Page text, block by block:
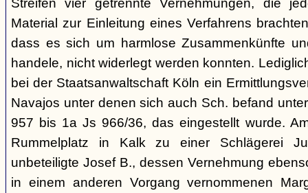
Streifen vier getrennte Vernehmungen, die
Material zur Einleitung eines Verfahrens
dass es sich um harmlose Zusammenkünfte
handele, nicht widerlegt werden konnten.
bei der Staatsanwaltschaft Köln ein
Navajos unter denen sich auch Sch. befand
957 bis 1a Js 966/36, das eingestellt wurde.
Rummelplatz in Kalk zu einer Schlägerei
unbeteiligte Josef B., dessen Vernehmung
in einem anderen Vorgang vernommenen